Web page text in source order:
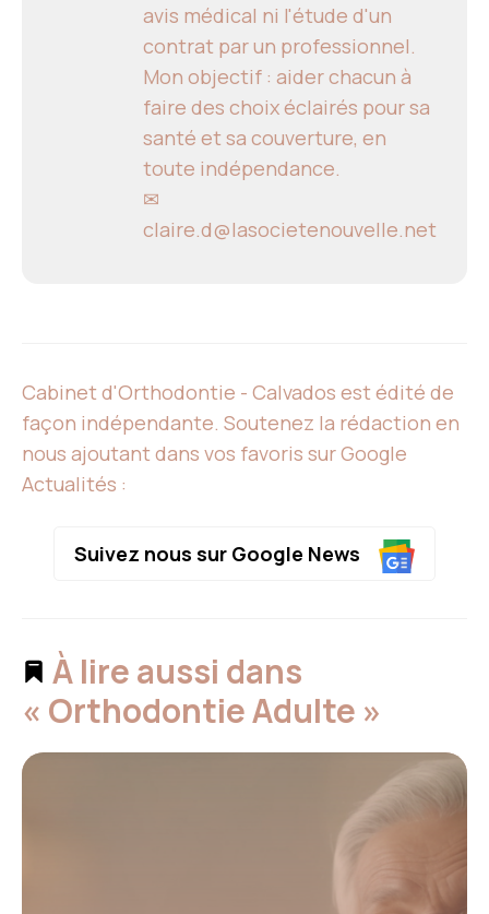
avis médical ni l'étude d'un
contrat par un professionnel.
Mon objectif : aider chacun à
faire des choix éclairés pour sa
santé et sa couverture, en
toute indépendance.
✉
claire.d@lasocietenouvelle.net
Cabinet d'Orthodontie - Calvados est édité de
façon indépendante. Soutenez la rédaction en
nous ajoutant dans vos favoris sur Google
Actualités :
Suivez nous sur Google News
À lire aussi dans
« Orthodontie Adulte »